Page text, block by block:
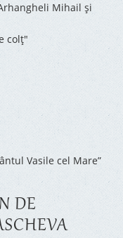
Mihail și
colţ"
Vasile cel Mare”
DE